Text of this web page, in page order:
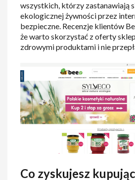
wszystkich, którzy zastanawiają
ekologicznej żywności przez
bezpieczne. Recenzje klientów
że warto skorzystać z oferty
zdrowymi produktami i nie
Co zyskujesz